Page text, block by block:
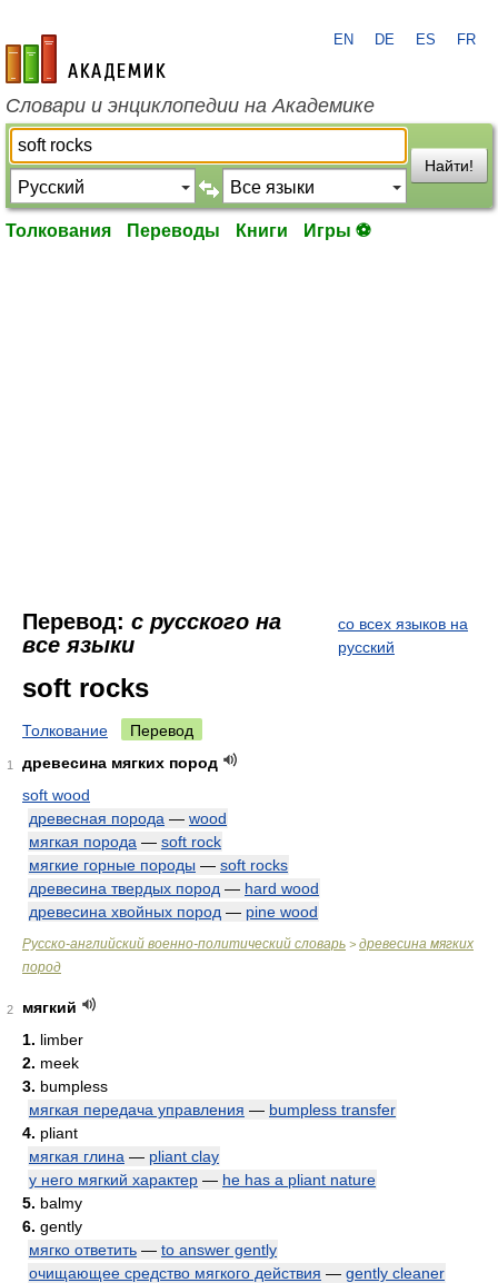
academic.ru
EN DE ES FR
Словари и энциклопедии на Академике
Найти!
Толкования Переводы Книги Игры ⚽
Перевод: с русского на
все языки
со всех языков на
русский
soft rocks
Толкование Перевод
1
древесина мягких пород
soft wood
древесная порода — wood
мягкая порода — soft rock
мягкие горные породы — soft rocks
древесина твердых пород — hard wood
древесина хвойных пород — pine wood
Русско-английский военно-политический словарь > древесина мягких
пород
2
мягкий
1. limber
2. meek
3. bumpless
мягкая передача управления — bumpless transfer
4. pliant
мягкая глина — pliant clay
у него мягкий характер — he has a pliant nature
5. balmy
6. gently
мягко ответить — to answer gently
очищающее средство мягкого действия — gently cleaner